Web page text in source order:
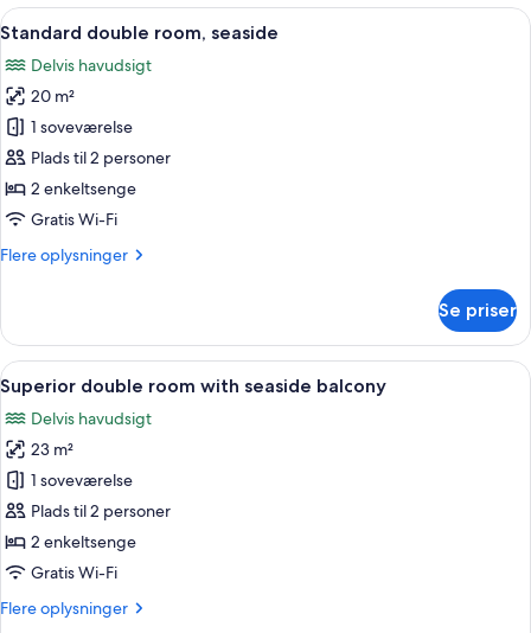
Indlæs
alle
billeder
af
Standard
double
room,
seaside
Et hotelværelse med seng,
9
Standard double room, seaside
Delvis havudsigt
20 m²
1 soveværelse
Plads til 2 personer
2 enkeltsenge
Gratis Wi-Fi
Flere oplysninger
Flere
double
room,
seaside
Se priser
Indlæs
alle
billeder
af
Superior
double
room
with
balcony
Et hotelværelse med en seng, et
8
Superior double room with seaside balcony
Delvis havudsigt
23 m²
1 soveværelse
Plads til 2 personer
2 enkeltsenge
Gratis Wi-Fi
Flere oplysninger
Flere